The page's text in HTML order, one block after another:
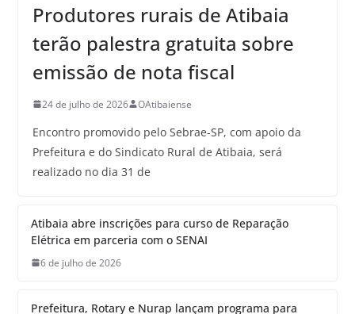
Produtores rurais de Atibaia
terão palestra gratuita sobre
emissão de nota fiscal
24 de julho de 2026 OAtibaiense
Encontro promovido pelo Sebrae-SP, com apoio da
Prefeitura e do Sindicato Rural de Atibaia, será
realizado no dia 31 de
Atibaia abre inscrições para curso de Reparação
Elétrica em parceria com o SENAI
6 de julho de 2026
Prefeitura, Rotary e Nurap lançam programa para